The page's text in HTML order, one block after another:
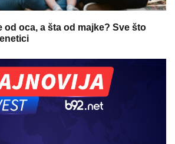
od oca, a šta od majke? Sve što